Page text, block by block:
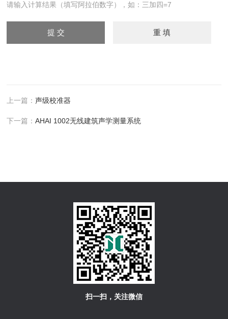
请输入计算结果（填写阿拉伯数字），如：三加四=7
上一篇：声级校准器
下一篇：AHAI 1002无线建筑声学测量系统
扫一扫，关注微信